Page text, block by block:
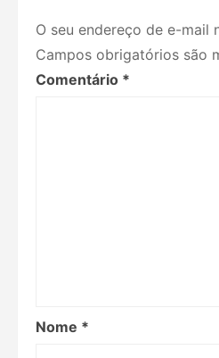
O seu endereço de e-mail
Campos obrigatórios são
Comentário *
Nome *